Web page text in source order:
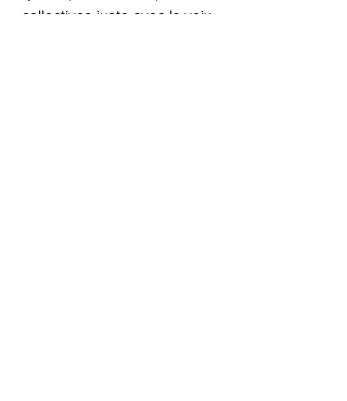
collectives-juste avec la voix.